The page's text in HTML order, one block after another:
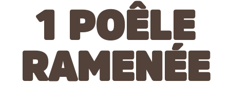
1 POÊLE
RAMENÉE